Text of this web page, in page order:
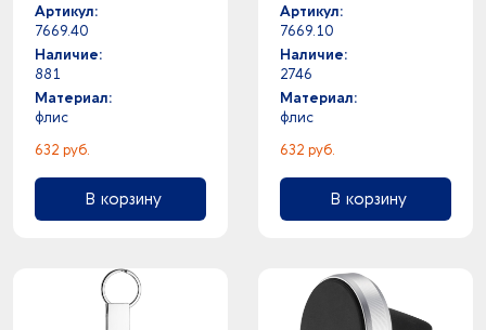
Артикул:
7669.40
Наличие:
881
Материал:
флис
632 руб.
В корзину
Артикул:
7669.10
Наличие:
2746
Материал:
флис
632 руб.
В корзину